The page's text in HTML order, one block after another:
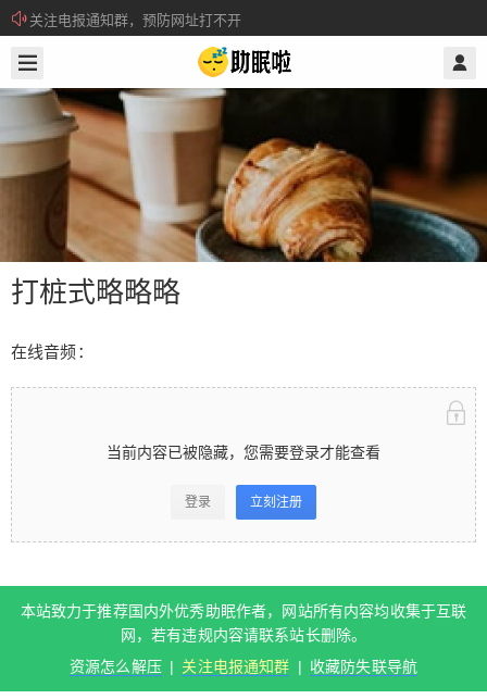
关注电报通知群，预防网址打不开
所有注册用户记得每日来签到领取积分。
打桩式略略略
在线音频：
当前内容已被隐藏，您需要登录才能查看
登录 立刻注册
本站致力于推荐国内外优秀助眠作者，网站所有内容均收集于互联
网，若有违规内容请联系站长删除。
资源怎么解压 | 关注电报通知群 | 收藏防失联导航
@ 助眠啦
看 登录立刻注册 本站致力于推荐国内外优秀助眠作
收藏防失联导航 0 收藏
扫描二维码继续阅读